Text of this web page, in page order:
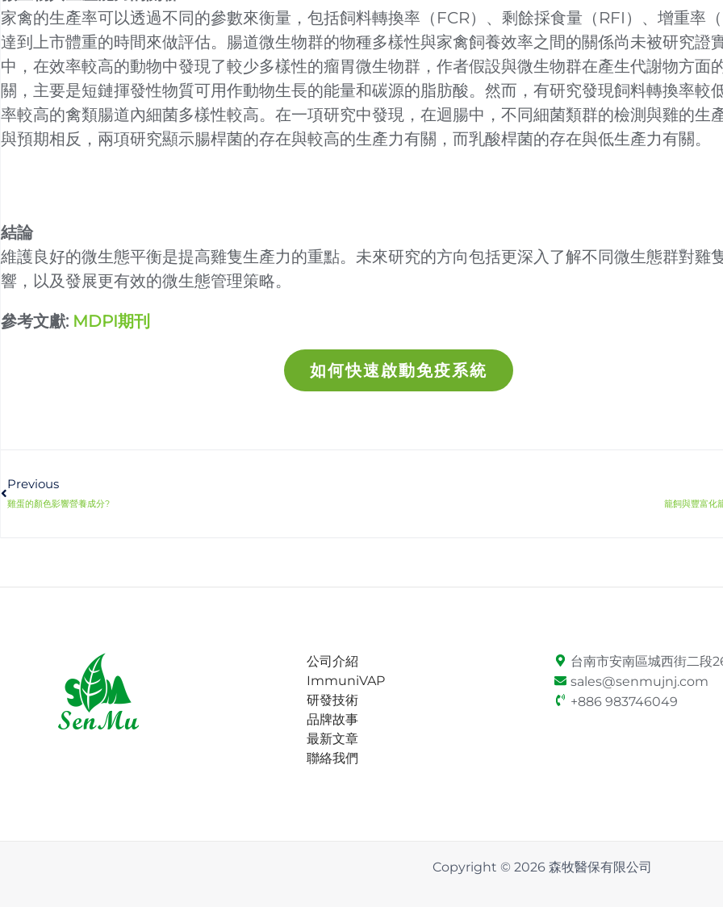
家禽的生產率可以透過不同的參數來衡量，包括飼料轉換率（FCR）、剩餘採食量（RFI）、增重率
達到上市體重的時間來做評估。腸道微生物群的物種多樣性與家禽飼養效率之間的關係尚未被研究證
中，在效率較高的動物中發現了較少多樣性的瘤胃微生物群，作者假設與微生物群在產生代謝物方面
關，主要是短鏈揮發性物質可用作動物生長的能量和碳源的脂肪酸。然而，有研究發現飼料轉換率較
率較高的禽類腸道內細菌多樣性較高。在一項研究中發現，在迴腸中，不同細菌類群的檢測與雞的生產
與預期相反，兩項研究顯示腸桿菌的存在與較高的生產力有關，而乳酸桿菌的存在與低生產力有關。
結論
維護良好的微生態平衡是提高雞隻生產力的重點。未來研究的方向包括更深入了解不同微生態群對雞
響，以及發展更有效的微生態管理策略。
參考文獻: MDPI期刊
如何快速啟動免疫系統
Previous
雞蛋的顏色影響營養成分? 籠飼與豐富化
公司介紹
ImmuniVAP
研發技術
品牌故事
最新文章
聯絡我們
台南市安南區城西街二段
sales@senmujnj.com
+886 983746049
Copyright © 2026 森牧醫保有限公司